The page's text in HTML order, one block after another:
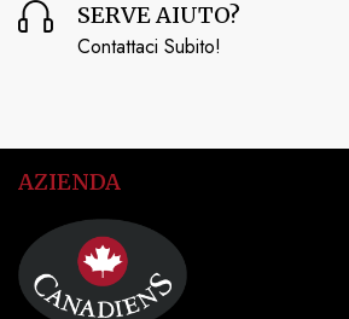
SERVE AIUTO?
Contattaci Subito!
AZIENDA